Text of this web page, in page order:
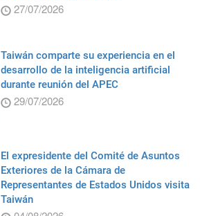
27/07/2026
Taiwán comparte su experiencia en el
desarrollo de la inteligencia artificial
durante reunión del APEC
29/07/2026
El expresidente del Comité de Asuntos
Exteriores de la Cámara de
Representantes de Estados Unidos visita
Taiwán